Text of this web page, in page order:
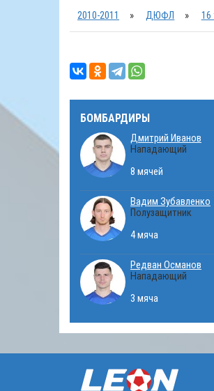
2010-2011 » ДЮФЛ » 16
БОМБАРДИРЫ
Дмитрий Иванов
Нападающий
8 мячей
Вадим Зубавленко
Полузащитник
4 мяча
Редван Османов
Нападающий
3 мяча